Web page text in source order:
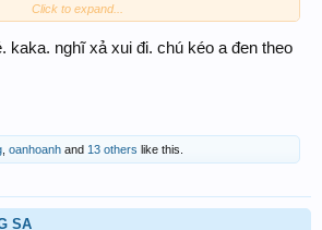
859 - 171
đ
: 59 71 68 38
Click to expand...
kaka. nghĩ xả xui đi. chú kéo a đen theo
oanhoanh and 13 others like this.
SA